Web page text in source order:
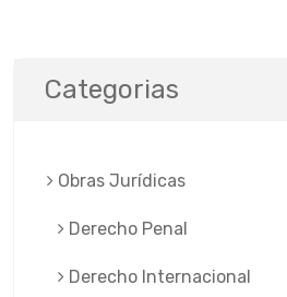
Categorias
Obras Jurí­dicas
Derecho Penal
Derecho Internacional